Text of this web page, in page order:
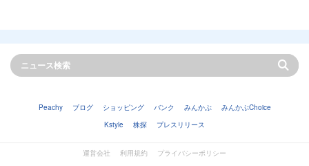
Peachy ブログ ショッピング バンク みんかぶ
みんかぶChoice
Kstyle
株探 プレスリリース
運営会社 利用規約
プライバシーポリシー